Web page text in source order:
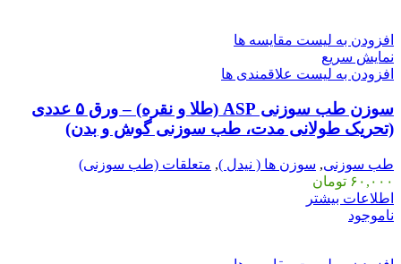
افزودن به لیست مقایسه ها
نمایش سریع
افزودن به لیست علاقمندی ها
سوزن طب سوزنی ASP (طلا و نقره) – ورق ۵ عددی
(تحریک طولانی مدت، طب سوزنی گوش و بدن)
طب سوزنی, سوزن ها ( نیدل ), متعلقات (طب سوزنی)
۶۰,۰۰۰ تومان
اطلاعات بیشتر
ناموجود